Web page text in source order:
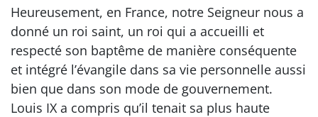
Heureusement, en France, notre Seigneur nous a
donné un roi saint, un roi qui a accueilli et
respecté son baptême de manière conséquente
et intégré l’évangile dans sa vie personnelle aussi
bien que dans son mode de gouvernement.
Louis IX a compris qu’il tenait sa plus haute